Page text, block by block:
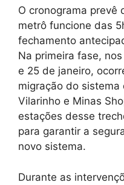
O cronograma prevê
metrô funcione das
fechamento
Na primeira fase,
e 25 de janeiro,
migração do sistema
Vilarinho e Minas
estações desse
para garantir a
novo sistema.
Durante as